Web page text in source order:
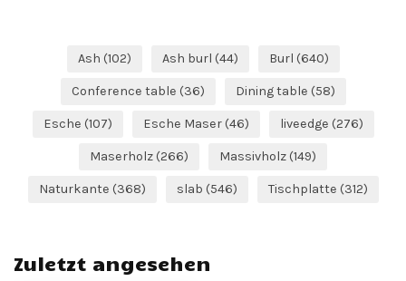
Ash (102) Ash burl (44) Burl (640)
Conference table (36) Dining table (58)
Esche (107) Esche Maser (46) liveedge (276)
Maserholz (266) Massivholz (149)
Naturkante (368) slab (546) Tischplatte (312)
Zuletzt angesehen